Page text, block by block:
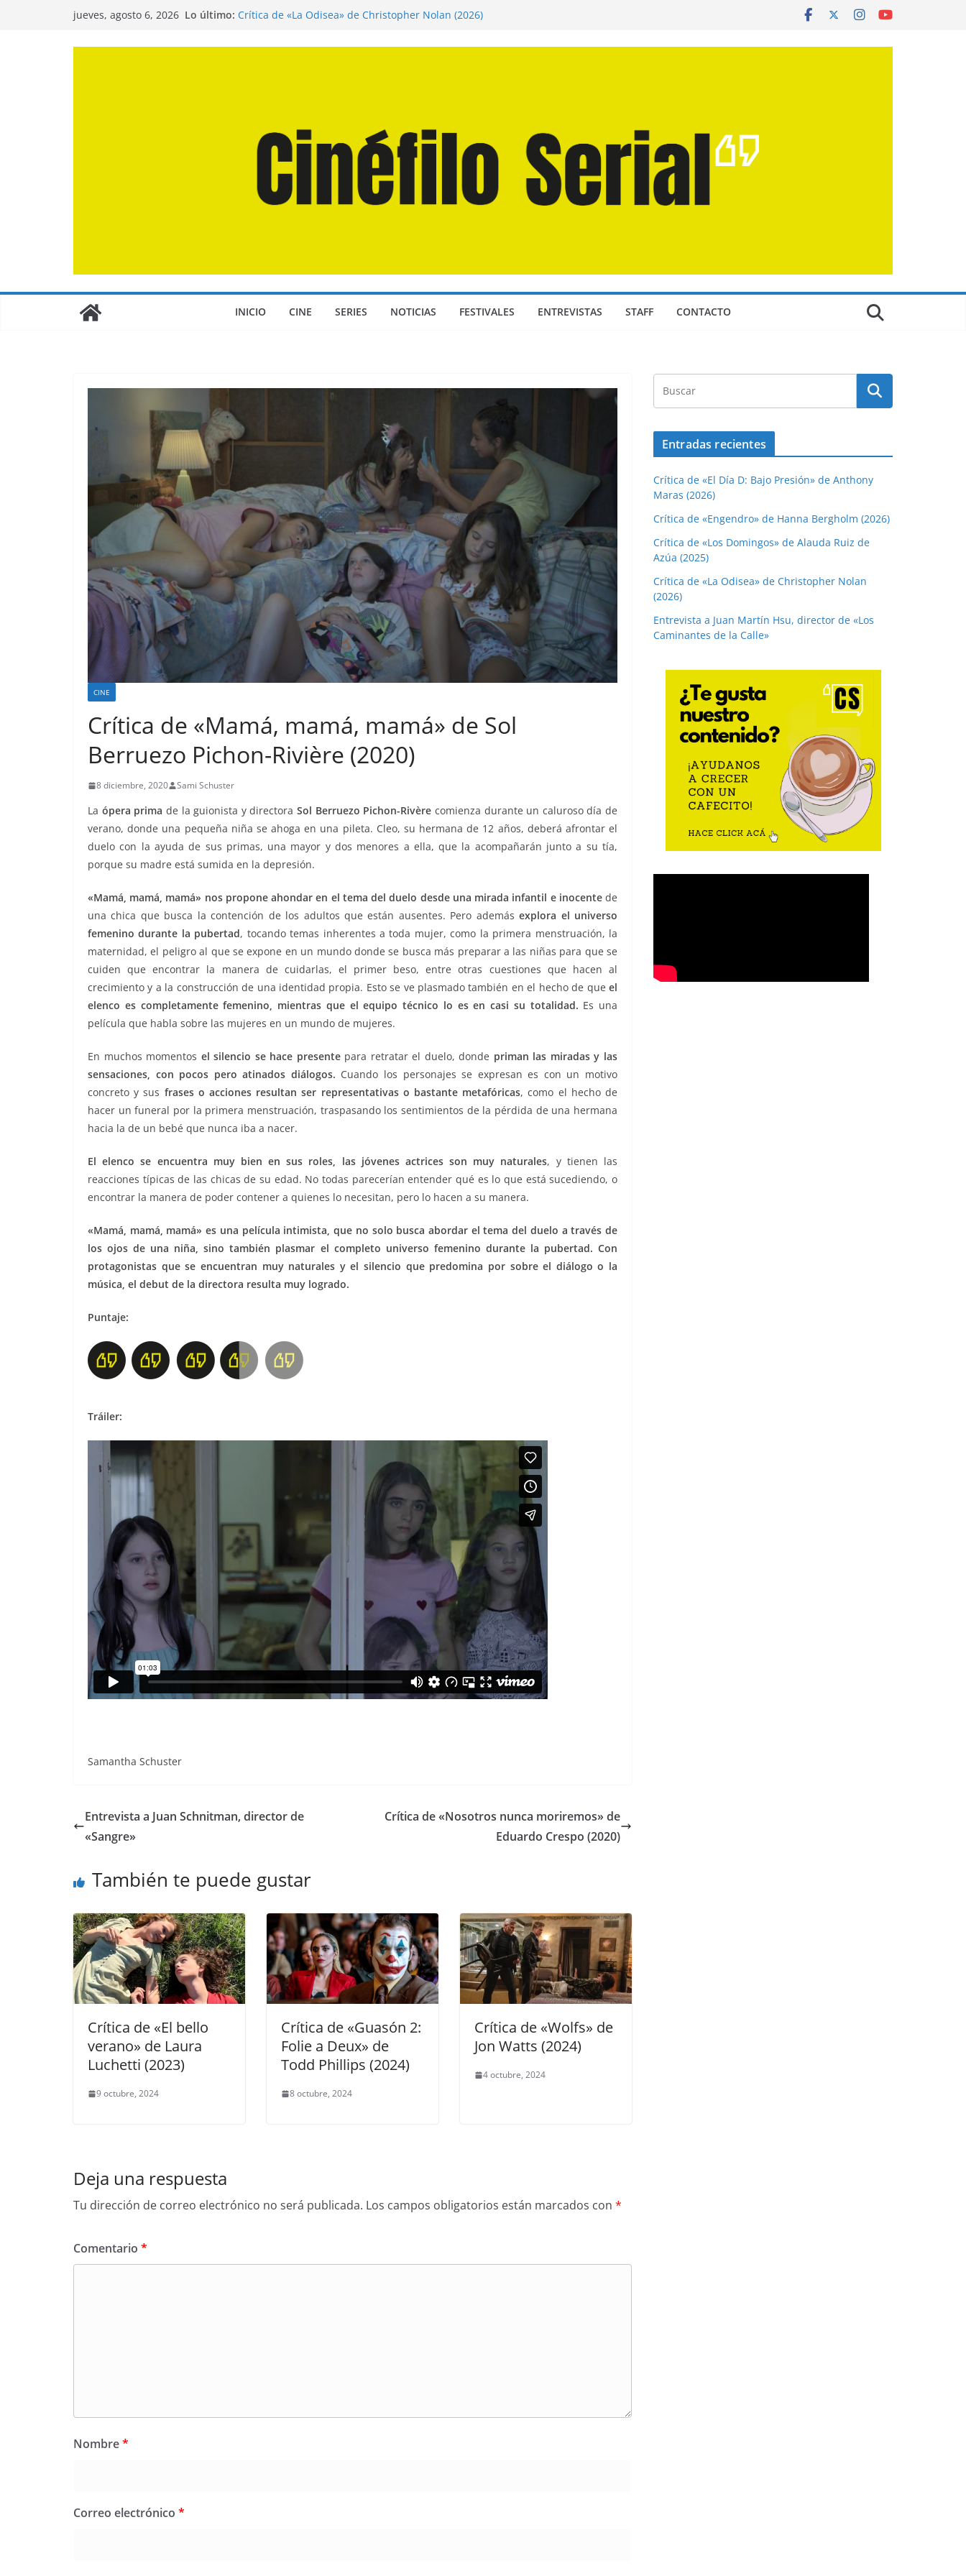
jueves, agosto 6, 2026 Lo último: Crítica de «La Odisea» de Christopher Nolan (2026)
INICIO CINE SERIES NOTICIAS FESTIVALES ENTREVISTAS STAFF CONTACTO
CINE
Crítica de «Mamá, mamá, mamá» de Sol
Berruezo Pichon-Rivière (2020)
8 diciembre, 2020 Sami Schuster
La ópera prima de la guionista y directora Sol Berruezo Pichon-Rivère comienza durante un caluroso día de
verano, donde una pequeña niña se ahoga en una pileta. Cleo, su hermana de 12 años, deberá afrontar el
duelo con la ayuda de sus primas, una mayor y dos menores a ella, que la acompañarán junto a su tía,
porque su madre está sumida en la depresión.
«Mamá, mamá, mamá» nos propone ahondar en el tema del duelo desde una mirada infantil e inocentede
una chica que busca la contención de los adultos que están ausentes. Pero ademásexplora el universo
femenino durante la pubertad, tocando temas inherentes a toda mujer, como la primera menstruación, la
maternidad, el peligro al que se expone en un mundo donde se busca más preparar a las niñas para que se
cuiden que encontrar la manera de cuidarlas, el primer beso, entre otras cuestiones que hacen al
crecimiento y a la construcción de una identidad propia. Esto se ve plasmado también en el hecho de que el
elenco es completamente femenino, mientras que el equipo técnico lo es en casi su totalidad. Es una
película que habla sobre las mujeres en un mundo de mujeres.
En muchos momentos el silencio se hace presentepara retratar el duelo, donde priman las miradas y las
sensaciones, con pocos pero atinados diálogos. Cuando los personajes se expresan es con un motivo
concreto y sus frases o acciones resultan ser representativas o bastante metafóricas, como el hecho de
hacer un funeral por la primera menstruación, traspasando los sentimientos de la pérdida de una hermana
hacia la de un bebé que nunca iba a nacer.
El elenco se encuentra muy bien en sus roles, las jóvenes actrices son muy naturales, y tienen las
reacciones típicas de las chicas de su edad. No todas parecerían entender qué es lo que está sucediendo, o
encontrar la manera de poder contener a quienes lo necesitan, pero lo hacen a su manera.
«Mamá, mamá, mamá» es una película intimista, que no solo busca abordar el tema del duelo a través de
los ojos de una niña, sino también plasmar el completo universo femenino durante la pubertad. Con
protagonistas que se encuentran muy naturales y el silencio que predomina por sobre el diálogo o la
música, el debut de la directora resulta muy logrado.
Puntaje:
Tráiler:
Samantha Schuster
Entrevista a Juan Schnitman, director de
«Sangre»
Crítica de «Nosotros nunca moriremos» de
Eduardo Crespo (2020)
También te puede gustar
Crítica de «El bello
verano» de Laura
Luchetti (2023)
9 octubre, 2024
Crítica de «Guasón 2:
Folie a Deux» de
Todd Phillips (2024)
8 octubre, 2024
Crítica de «Wolfs» de
Jon Watts (2024)
4 octubre, 2024
Deja una respuesta
Tu dirección de correo electrónico no será publicada. Los campos obligatorios están marcados con *
Comentario *
Nombre*
Correo electrónico *
Entradas recientes
Crítica de «El Día D: Bajo Presión» de Anthony
Maras (2026)
Crítica de «Engendro» de Hanna Bergholm (2026)
Crítica de «Los Domingos» de Alauda Ruiz de
Azúa (2025)
Crítica de «La Odisea» de Christopher Nolan
(2026)
Entrevista a Juan Martín Hsu, director de «Los
Caminantes de la Calle»